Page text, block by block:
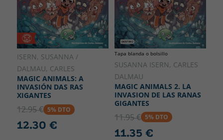
ISERN, SUSANNA /
DALMAU, CARLES
MAGIC ANIMALS: A
INVASIÓN DAS RAS
XIGANTES
12.95 € 5% DTO
12.30 €
Tapa blanda o bolsillo
SUSANNA ISERN, CARLES
DALMAU
MAGIC ANIMALS 2. LA
INVASION DE LAS RANAS
GIGANTES
11.95 € 5% DTO
11.35 €